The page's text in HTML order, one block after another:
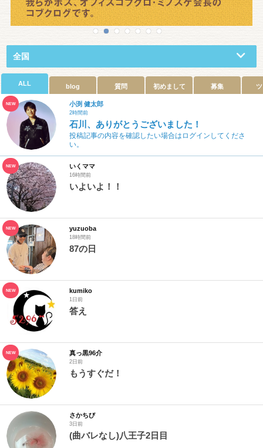
全国
ALL blog 質問 初めまして 募集
NEW 小渕 健太郎
2時間前
石川、ありがとうございました！
投稿記事の内容を確認したい場合はログインしてくださ
い。
NEW いくママ
16時間前
いよいよ！！
NEW yuzuoba
18時間前
87の日
NEW kumiko
1日前
答え
NEW 真っ黒96介
2日前
もうすぐだ！
さかちび
3日前
(曲バレなし)八王子2日目